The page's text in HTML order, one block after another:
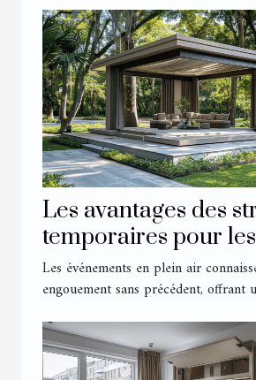
Les avantages des
temporaires pour les
événements
Les événements en plein air
engouement sans précédent, offrant